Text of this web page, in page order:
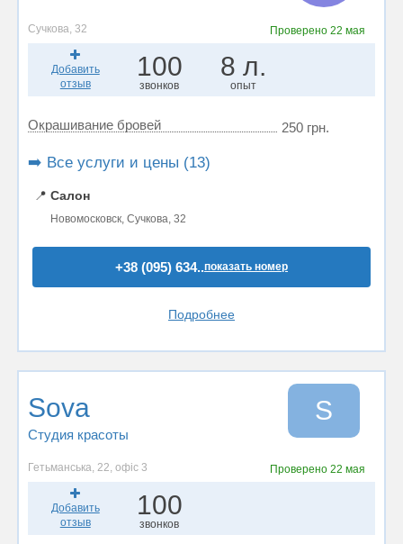
Сучкова, 32 Проверено 22 мая
Добавить
отзыв
100
звонков
8 л.
опыт
Окрашивание бровей 250 грн.
➡️ Все услуги и цены (13)
📍 Салон
Новомосковск, Сучкова, 32
+38 (095) 634..показать номер
Подробнее
Sova
Студия красоты
S
Гетьманська, 22, офіс 3 Проверено 22 мая
Добавить
отзыв
100
звонков